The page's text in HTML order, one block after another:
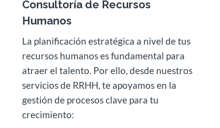
Consultoría de Recursos
Humanos
La planificación estratégica a nivel de tus
recursos humanos es fundamental para
atraer el talento. Por ello, desde nuestros
servicios de RRHH, te apoyamos en la
gestión de procesos clave para tu
crecimiento: